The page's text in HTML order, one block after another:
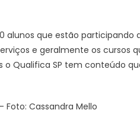
Notícias
de
Batatais
alunos que estão
e geralmente os cursos
Qualifica SP tem conteúdo
Foto: Cassandra Mello